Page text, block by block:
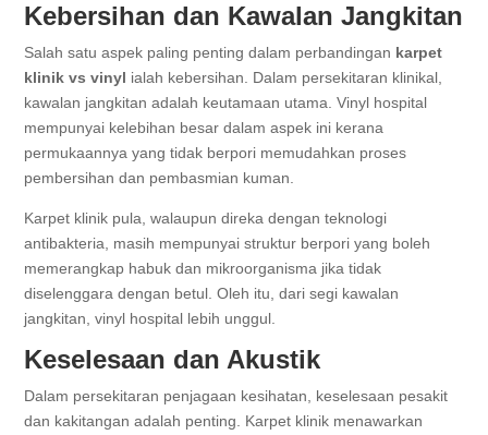
Kebersihan dan Kawalan Jangkitan
Salah satu aspek paling penting dalam perbandingan karpet
klinik vs vinyl ialah kebersihan. Dalam persekitaran klinikal,
kawalan jangkitan adalah keutamaan utama. Vinyl hospital
mempunyai kelebihan besar dalam aspek ini kerana
permukaannya yang tidak berpori memudahkan proses
pembersihan dan pembasmian kuman.
Karpet klinik pula, walaupun direka dengan teknologi
antibakteria, masih mempunyai struktur berpori yang boleh
memerangkap habuk dan mikroorganisma jika tidak
diselenggara dengan betul. Oleh itu, dari segi kawalan
jangkitan, vinyl hospital lebih unggul.
Keselesaan dan Akustik
Dalam persekitaran penjagaan kesihatan, keselesaan pesakit
dan kakitangan adalah penting. Karpet klinik menawarkan